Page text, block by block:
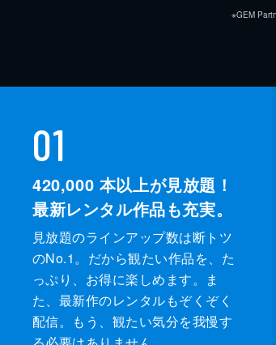
※GEM
01
420,000 本以上が見放題！
最新レンタル作品も充実。
見放題のラインアップ数は断トツ
のNo.1。だから観たい作品を、た
っぷり、お得に楽しめます。ま
た、最新作のレンタルもぞくぞく
配信。もう、観たい気分を我慢す